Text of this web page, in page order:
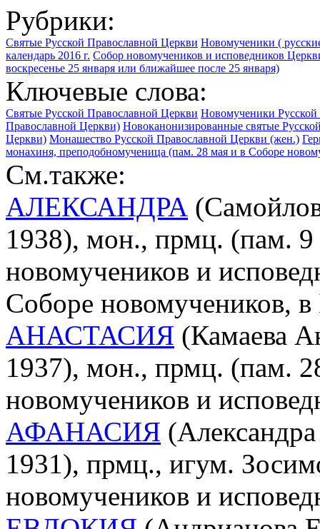
Рубрики:
Святые Русской Православной Церкви Новомученики (
календарь 2016 г. Собор новомучеников и исповедников
воскресенье 25 января или ближайшее после 25 января)
Ключевые слова:
Святые Русской Православной Церкви Новомученики
Православной Церкви) Новоканонизированные святые
Церкви) Монашество Русской Православной Церкви (жен.)
монахиня, преподобномученица (пам. 28 мая и в Соборе
См.также:
АЛЕКСАНДРА
1938), мон., прмц. (пам. 9
новомучеников и
Соборе новомучеников,
АНАСТАСИЯ (Камаева
1937), мон., прмц. (пам.
новомучеников и
АФАНАСИЯ
1931), прмц., игум.
новомучеников и